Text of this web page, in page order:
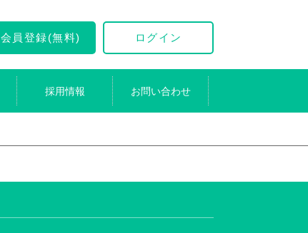
会員登録(無料) ログイン
採用情報 お問い合わせ